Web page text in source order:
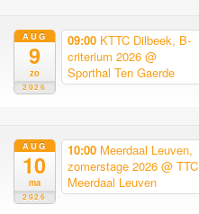
AUG
9
zo
2026
09:00 KTTC Dilbeek, B-
criterium 2026 @
Sporthal Ten Gaerde
AUG
10
ma
2026
10:00 Meerdaal Leuven,
zomerstage 2026 @ TTC
Meerdaal Leuven